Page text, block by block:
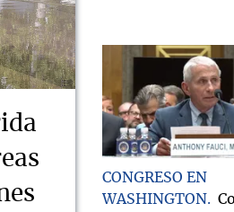
CONGRESO EN
WASHINGTON